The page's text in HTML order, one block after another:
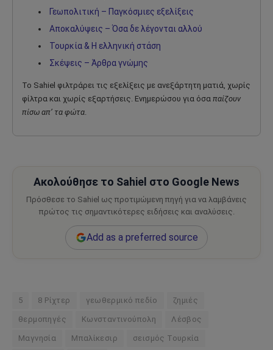
Γεωπολιτική – Παγκόσμιες εξελίξεις
Αποκαλύψεις – Όσα δε λέγονται αλλού
Τουρκία & Η ελληνική στάση
Σκέψεις – Άρθρα γνώμης
Το Sahiel φιλτράρει τις εξελίξεις με ανεξάρτητη ματιά, χωρίς
φίλτρα και χωρίς εξαρτήσεις. Ενημερώσου για όσα παίζουν
πίσω απ’ τα φώτα.
Ακολούθησε το Sahiel στο Google News
Πρόσθεσε το Sahiel ως προτιμώμενη πηγή για να λαμβάνεις
πρώτος τις σημαντικότερες ειδήσεις και αναλύσεις.
Add as a preferred source
5 8 Ρίχτερ γεωθερμικό πεδίο ζημιές
θερμοπηγές Κωνσταντινούπολη Λέσβος
Μαγνησία Μπαλίκεσιρ σεισμός Τουρκία